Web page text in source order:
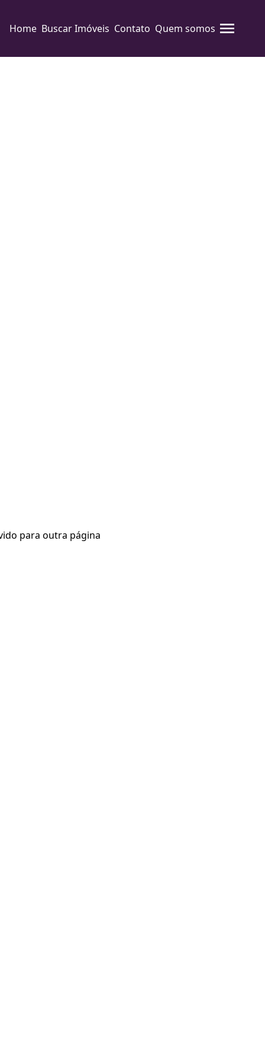
Home Buscar Imóveis Contato Quem somos
para outra página